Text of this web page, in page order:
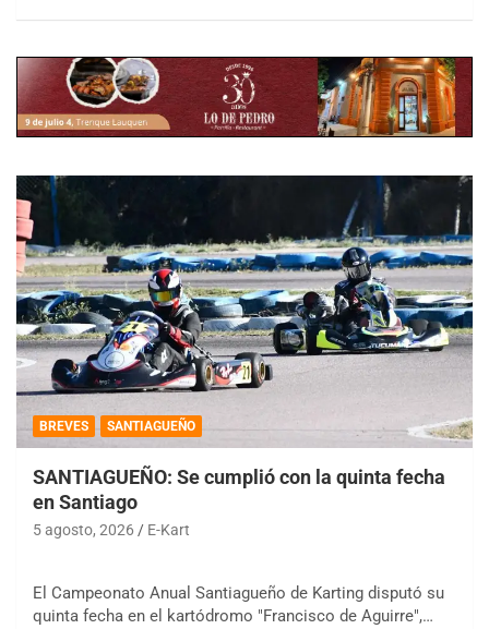
BREVES SANTIAGUEÑO
SANTIAGUEÑO: Se cumplió con la quinta fecha
en Santiago
5 agosto, 2026 E-Kart
El Campeonato Anual Santiagueño de Karting disputó su
quinta fecha en el kartódromo "Francisco de Aguirre",…